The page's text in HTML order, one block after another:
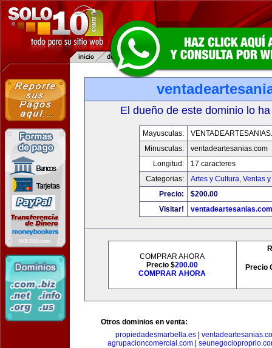
El dueño de este dominio lo
Mayusculas:
Minusculas:
ventadeartesanias.com
Longitud:
17 caracteres
Categorias:
Artes y Cultura, Ventas
Precio:
$200.00
Visitar!
ventadeartesanias.com
COMPRAR AHORA
Precio $200.00
COMPRAR AHORA
Precio
Otros dominios en venta:
propiedadesmarbella.es|
agrupacioncomercial.com